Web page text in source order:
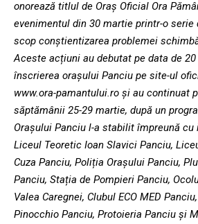
onorează titlul de Oraș Oficial Ora
evenimentul din 30 martie printr-o serie
scop conștientizarea problemei
Aceste acțiuni au debutat pe data de
înscrierea orașului Panciu pe site-ul
www.ora-pamantului.ro și au continuat
săptămânii 25-29 martie, după un
Orașului Panciu l-a stabilit împreună
Liceul Teoretic Ioan Slavici Panciu,
Cuza Panciu, Poliția Orașului Panciu,
Panciu, Stația de Pompieri Panciu,
Valea Caregnei, Clubul ECO MED
Pinocchio Panciu, Protoieria Panciu și